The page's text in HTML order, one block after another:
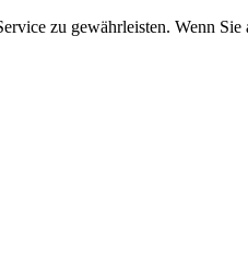
zu gewährleisten. Wenn